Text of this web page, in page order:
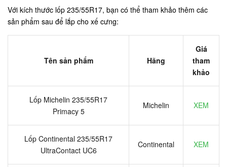
Với kích thước lốp 235/55R17, bạn có thể tham khảo thêm các
sản phẩm sau để lắp cho xế cưng:
Tên sản phẩm Hãng
Giá
tham
khảo
Lốp Michelin 235/55R17
Primacy 5
Michelin XEM
Lốp Continental 235/55R17
UltraContact UC6
Continental XEM